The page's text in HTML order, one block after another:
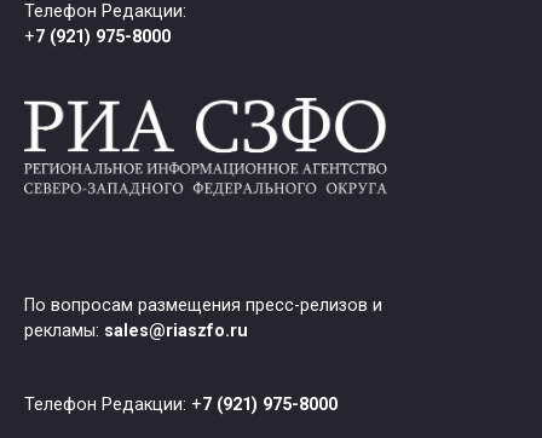
Телефон Редакции:
+7 (921) 975-8000
По вопросам размещения пресс-релизов и
рекламы: sales@riaszfo.ru
Телефон Редакции: +7 (921) 975-8000